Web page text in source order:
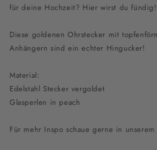
für deine Hochzeit? Hier wirst du fündig!
Diese goldenen Ohrstecker mit
Anhängern sind ein echter Hingucker!
Material:
Edelstahl Stecker vergoldet
Glasperlen in peach
Für mehr Inspo schaue gerne in